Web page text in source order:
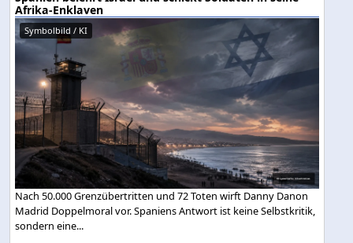
Afrika-Enklaven
Symbolbild / KI
Nach 50.000 Grenzübertritten und 72 Toten wirft Danny Danon
Madrid Doppelmoral vor. Spaniens Antwort ist keine Selbstkritik,
sondern eine...